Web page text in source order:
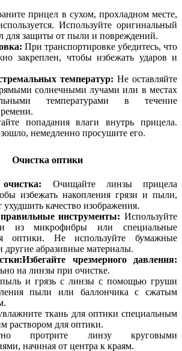
прицел в сухом, прохладном месте,
Используйте оригинальный
для защиты от пыли и повреждений.
При транспортировке убедитесь, что
закреплен, чтобы избежать ударов и
температур: Не оставляйте
солнечными лучами или в местах
температурами в течение
попадания влаги внутрь прицела.
немедленно просушите его.
Очистка оптики
Очищайте линзы прицела
избежать накопления грязи и пыли,
ухудшить качество изображения.
инструменты: Используйте
из микрофибры или специальные
оптики. Не используйте бумажные
другие абразивные материалы.
Избегайте чрезмерного давления:
на линзы при очистке.
и грязь с линзы с помощью груши
пыли или баллончика с сжатым
ткань для оптики специальным
раствором для оптики.
протрите линзу круговыми
начиная от центра к краям.